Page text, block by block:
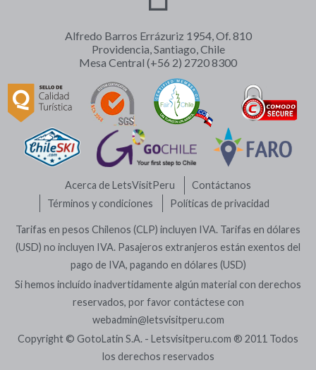
Alfredo Barros Errázuriz 1954, Of. 810
Providencia, Santiago, Chile
Mesa Central (+56 2) 2720 8300
Acerca de LetsVisitPeru
Contáctanos
Términos y condiciones
Políticas de privacidad
Tarifas en pesos Chilenos (CLP) incluyen IVA. Tarifas en dólares
(USD) no incluyen IVA. Pasajeros extranjeros están exentos del
pago de IVA, pagando en dólares (USD)
Si hemos incluído inadvertidamente algún material con derechos
reservados, por favor contáctese con
webadmin@letsvisitperu.com
Copyright © GotoLatin S.A. - Letsvisitperu.com ® 2011 Todos
los derechos reservados